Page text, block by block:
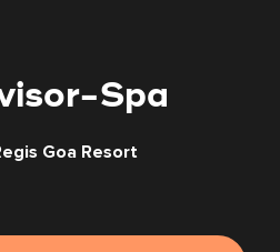
Spa
Goa Resort